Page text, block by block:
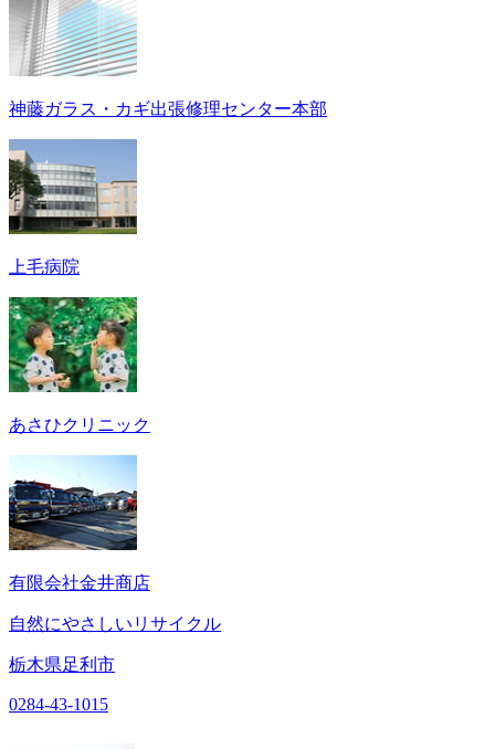
神藤ガラス・カギ出張修理センター本部
上毛病院
あさひクリニック
有限会社金井商店
自然にやさしいリサイクル
栃木県足利市
0284-43-1015